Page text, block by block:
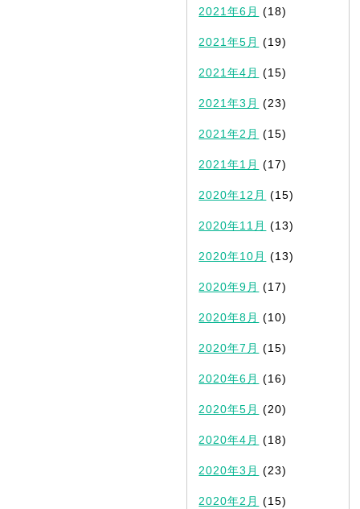
2021年6月 (18)
2021年5月 (19)
2021年4月 (15)
2021年3月 (23)
2021年2月 (15)
2021年1月 (17)
2020年12月 (15)
2020年11月 (13)
2020年10月 (13)
2020年9月 (17)
2020年8月 (10)
2020年7月 (15)
2020年6月 (16)
2020年5月 (20)
2020年4月 (18)
2020年3月 (23)
2020年2月 (15)